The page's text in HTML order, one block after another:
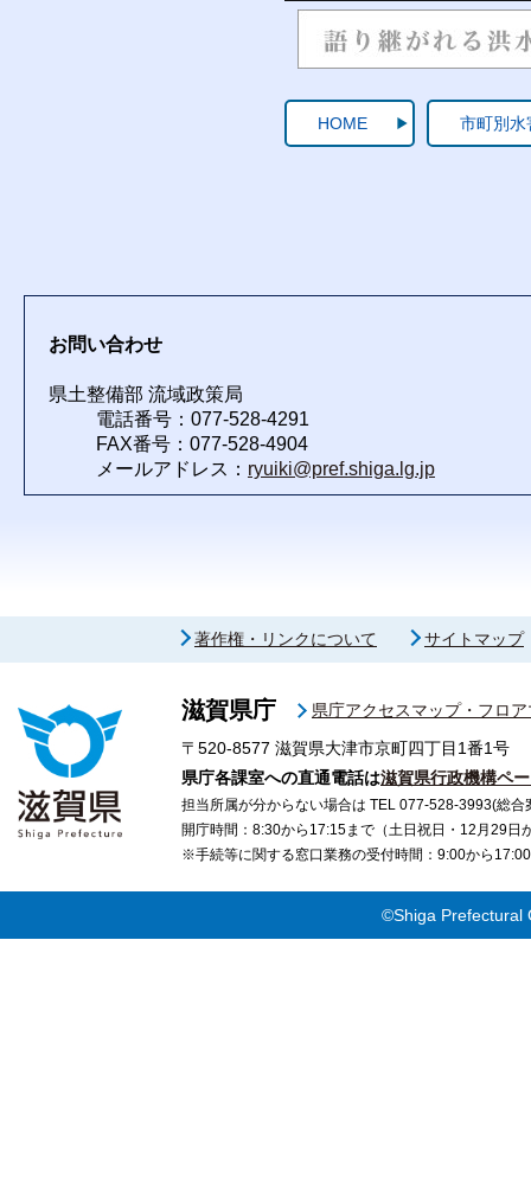
HOME 市町別水
お問い合わせ
県土整備部 流域政策局
電話番号：077-528-4291
FAX番号：077-528-4904
メールアドレス： ryuiki@pref.shiga.lg.jp
著作権・リンクについて サイトマップ
滋賀県庁
県庁アクセスマップ・フロ
〒520-8577 滋賀県大津市京町四丁目1番1号
県庁各課室への直通電話は滋賀県行政機構ペ
担当所属が分からない場合は TEL 077-528-3993(総合
開庁時間：8:30から17:15まで（土日祝日・12月29日
※手続等に関する窓口業務の受付時間：9:00から
©Shiga Prefectural